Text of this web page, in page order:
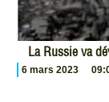
La Russie va
6 mars 2023